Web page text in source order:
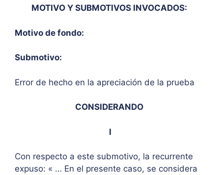
MOTIVO Y SUBMOTIVOS INVOCADOS:
Motivo de fondo:
Submotivo:
Error de hecho en la apreciación de la prueba
CONSIDERANDO
I
Con respecto a este submotivo, la recurrente
expuso: « … En el presente caso, se considera